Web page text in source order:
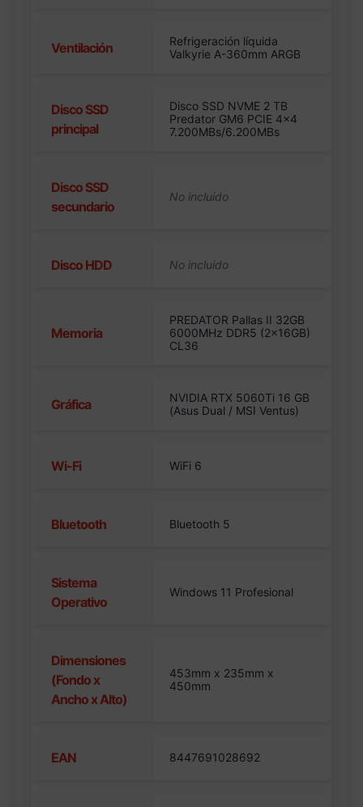
Ventilación
Refrigeración líquida
Valkyrie A-360mm ARGB
Disco SSD
principal
Disco SSD NVME 2 TB
Predator GM6 PCIE 4×4
7.200MBs/6.200MBs
Disco SSD
secundario
Disco HDD
Memoria
PREDATOR Pallas II 32GB
6000MHz DDR5 (2x16GB)
CL36
Gráfica
NVIDIA RTX 5060Ti 16 GB
(Asus Dual / MSI Ventus)
Wi-Fi WiFi 6
Bluetooth Bluetooth 5
Sistema
Operativo
Windows 11 Profesional
Dimensiones
(Fondo x
Ancho x Alto)
453mm x 235mm x
450mm
EAN 8447691028692